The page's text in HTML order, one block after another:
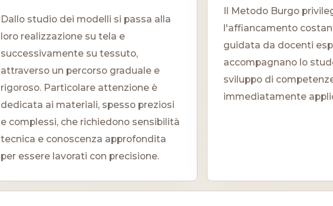
Dallo studio dei modelli si passa alla
loro realizzazione su tela e
successivamente su tessuto,
attraverso un percorso graduale e
rigoroso. Particolare attenzione è
dedicata ai materiali, spesso preziosi
e complessi, che richiedono sensibilità
tecnica e conoscenza approfondita
per essere lavorati con precisione.
Il Metodo Burgo
l'affiancamento
guidata da docenti
accompagnano lo
sviluppo di
immediatamente